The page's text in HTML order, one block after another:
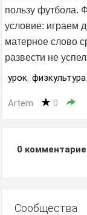
пользу футбола.
условие: играем
матерное слово
развести не
урок, физкультура,
Artem 0
0
Сообщества